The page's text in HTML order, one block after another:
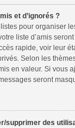
et d’ignorés ?
pour organiser
liste d’amis
rapide, voir leur
Selon les
en valeur. Si vous
seront
supprimer des